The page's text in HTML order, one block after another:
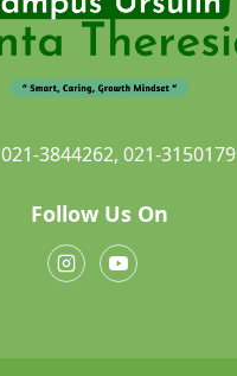
021-3844262, 021-3150179
Follow Us On